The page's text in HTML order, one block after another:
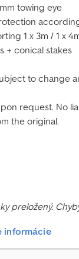
towing eye
1 x 3m / 1 x
+ conical stakes
to change
request. No
the original.
preložený.
informácie